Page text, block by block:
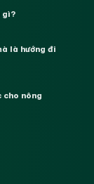
gì?
là hướng đi
cho nông